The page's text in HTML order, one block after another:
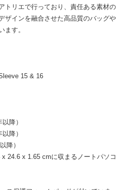
トリエで行っており、責任ある素材の
ザインを融合させた高品質のバッグや
ます。
15 & 16
降）
降）
降）
24.6 x 1.65 cmに収まるノートパソコ